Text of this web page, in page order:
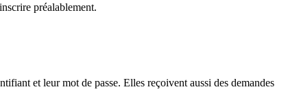
préalablement.
et leur mot de passe. Elles reçoivent aussi des demandes